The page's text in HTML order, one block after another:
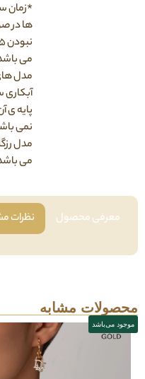
*زمان
ها در
می
مدل
آبکاری
پایه ی
نمی
مدل
می
موجود می‌باشد
محصولات مشابه
معرفی محصول نظرات